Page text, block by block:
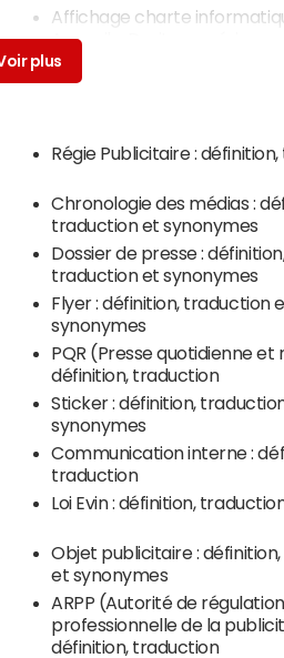
Affichage charte
Accueil - Droits numériques
Régie Publicitaire :
Chronologie des médias :
traduction et synonymes
Dossier de presse :
traduction et synonymes
Flyer : définition, traduction
synonymes
PQR (Presse quotidienne et
définition, traduction
Sticker : définition,
synonymes
Communication interne :
traduction
Loi Evin : définition,
Objet publicitaire :
et synonymes
ARPP (Autorité de régulation
professionnelle de la
définition, traduction